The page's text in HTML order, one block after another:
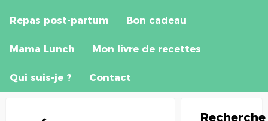
Repas post-partum Bon cadeau
Mama Lunch Mon livre de recettes
Qui suis-je ? Contact
Recherche